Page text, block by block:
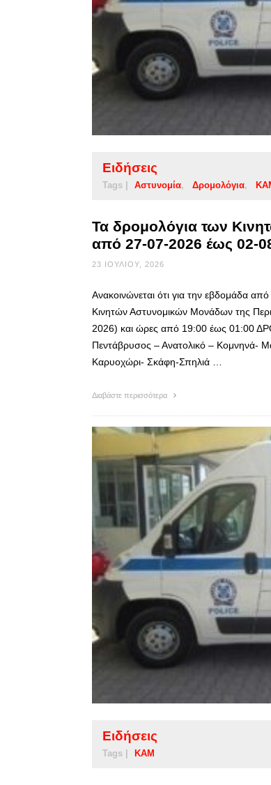
Ειδήσεις
Tags | Αστυνομία Δρομολόγια
Τα δρομολόγια των
από 27-07-2026 έως 02-
23 ΙΟΥΛΊΟΥ, 2026
Ανακοινώνεται ότι για την εβδομάδα
Κινητών Αστυνομικών Μονάδων της
2026) και ώρες από 19:00 έως 01:00
Πεντάβρυσος – Ανατολικό – Κομνηνά-
Καρυοχώρι- Σκάφη-Σπηλιά …
Διαβάστε περισσότερα
Ειδήσεις
Tags | ΚΑΜ